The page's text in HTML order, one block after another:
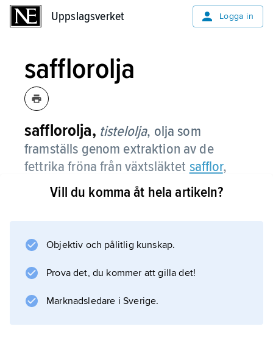
Uppslagsverket Logga in
safflorolja
safflorolja, tistelolja, olja som
framställs genom extraktion av de
fettrika fröna från växtsläktet safflor,
framför allt arten färgtistel.
arter har hög halt oljesyra och används för
Vill du komma åt hela artikeln?
Objektiv och pålitlig kunskap.
Prova det, du kommer att gilla det!
Marknadsledare i Sverige.